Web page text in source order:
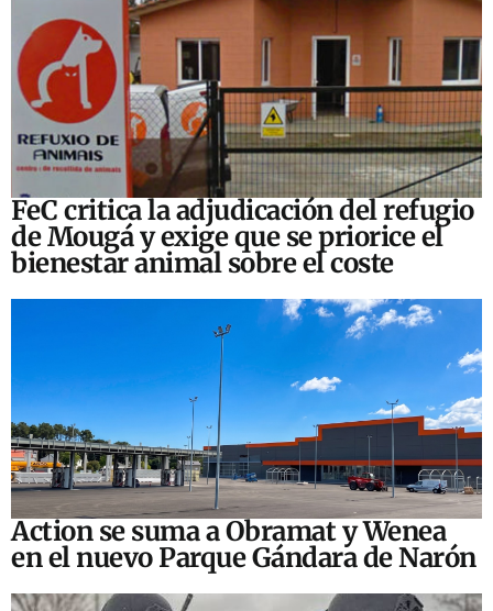
FeC critica la adjudicación del refugio
de Mougá y exige que se priorice el
bienestar animal sobre el coste
Action se suma a Obramat y Wenea
en el nuevo Parque Gándara de Narón